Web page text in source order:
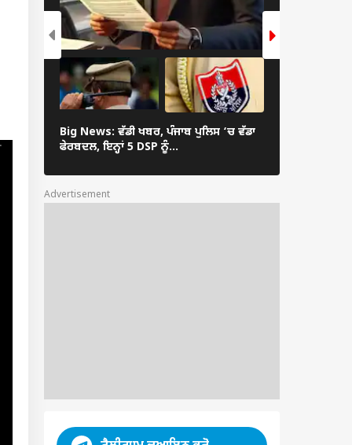
Big News: ਵੱਡੀ ਖਬਰ, ਪੰਜਾਬ ਪੁਲਿਸ ‘ਚ ਵੱਡਾ
ਫੇਰਬਦਲ, ਇਨ੍ਹਾਂ 5 DSP ਨੂੰ...
Advertisement